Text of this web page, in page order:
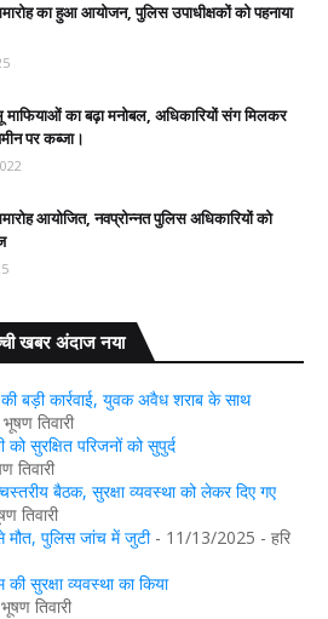
का हुआ आयोजन, पुलिस उपाधीक्षकों को पहनाया
माफियाओं का बढ़ा मनोबल, अधिकारियों संग मिलकर
पर कब्जा।
आयोजित, नवप्रोन्नत पुलिस अधिकारियों को
खबर अंदाज नया
बड़ी कार्रवाई, युवक अवैध शराब के साथ
तिवारी
सुरक्षित परिजनों को सुपुर्द
तिवारी
बैठक, सुरक्षा व्यवस्था को लेकर दिए गए
तिवारी
मौत, पुलिस जांच में जुटी- 11/13/2025 - हरि
की सुरक्षा व्यवस्था का किया
तिवारी